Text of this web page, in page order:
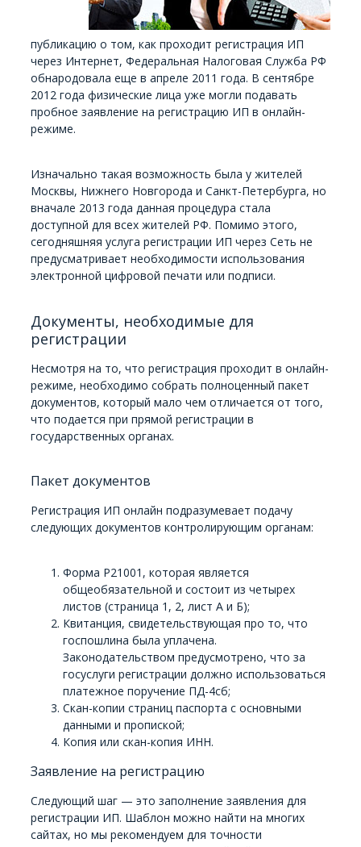
публикацию о том, как проходит регистрация ИП
через Интернет, Федеральная Налоговая Служба РФ
обнародовала еще в апреле 2011 года. В сентябре
2012 года физические лица уже могли подавать
пробное заявление на регистрацию ИП в онлайн-
режиме.
Изначально такая возможность была у жителей
Москвы, Нижнего Новгорода и Санкт-Петербурга, но
вначале 2013 года данная процедура стала
доступной для всех жителей РФ. Помимо этого,
сегодняшняя услуга регистрации ИП через Сеть не
предусматривает необходимости использования
электронной цифровой печати или подписи.
Документы, необходимые для
регистрации
Несмотря на то, что регистрация проходит в онлайн-
режиме, необходимо собрать полноценный пакет
документов, который мало чем отличается от того,
что подается при прямой регистрации в
государственных органах.
Пакет документов
Регистрация ИП онлайн подразумевает подачу
следующих документов контролирующим органам:
Форма Р21001, которая является
общеобязательной и состоит из четырех
листов (страница 1, 2, лист А и Б);
Квитанция, свидетельствующая про то, что
госпошлина была уплачена.
Законодательством предусмотрено, что за
госуслуги регистрации должно использоваться
платежное поручение ПД-4сб;
Скан-копии страниц паспорта с основными
данными и пропиской;
Копия или скан-копия ИНН.
Заявление на регистрацию
Следующий шаг — это заполнение заявления для
регистрации ИП. Шаблон можно найти на многих
сайтах, но мы рекомендуем для точности